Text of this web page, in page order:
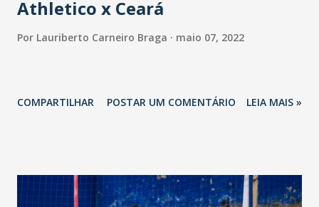
Athletico x Ceará
Por Lauriberto Carneiro Braga maio 07, 2022
COMPARTILHAR POSTAR UM COMENTÁRIO LEIA MAIS »